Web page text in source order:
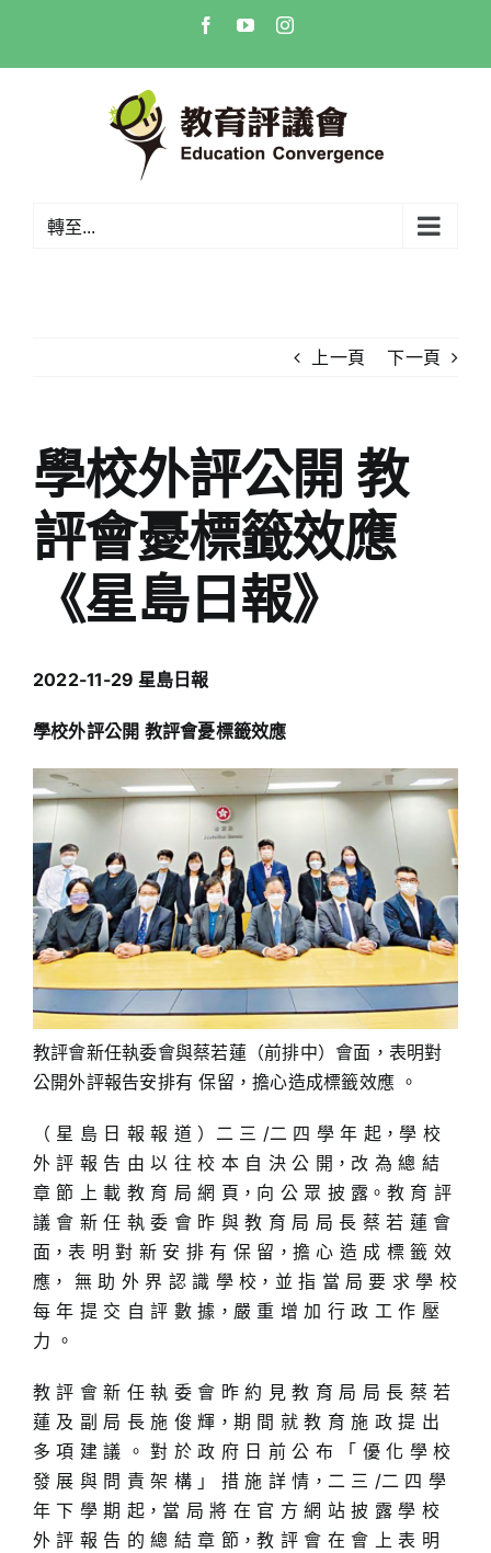
content
FacebookYouTubeInstagram
轉至...
上一頁 下一頁
學校外評公開 教
評會憂標籤效應
《星島日報》
2022-11-29 星島日報
學校外評公開 教評會憂標籤效應
教評會新任執委會與蔡若蓮（前排中）會面，表明對
公開外評報告安排有 保留，擔心造成標籤效應 。
（ 星 島 日 報 報 道 ）二 三 /二 四 學 年 起，學 校
外 評 報 告 由 以 往 校 本 自 決 公 開，改 為 總 結
章 節 上 載 教 育 局 網 頁，向 公 眾 披 露。教 育 評
議 會 新 任 執 委 會 昨 與 教 育 局 局 長 蔡 若 蓮 會
面，表 明 對 新 安 排 有 保 留，擔 心 造 成 標 籤 效
應， 無 助 外 界 認 識 學 校，並 指 當 局 要 求 學 校
每 年 提 交 自 評 數 據，嚴 重 增 加 行 政 工 作 壓
力 。
教 評 會 新 任 執 委 會 昨 約 見 教 育 局 局 長 蔡 若
蓮 及 副 局 長 施 俊 輝，期 間 就 教 育 施 政 提 出
多 項 建 議 。 對 於 政 府 日 前 公 布 「 優 化 學 校
發 展 與 問 責 架 構 」 措 施 詳 情，二 三 /二 四 學
年 下 學 期 起，當 局 將 在 官 方 網 站 披 露 學 校
外 評 報 告 的 總 結 章 節，教 評 會 在 會 上 表 明